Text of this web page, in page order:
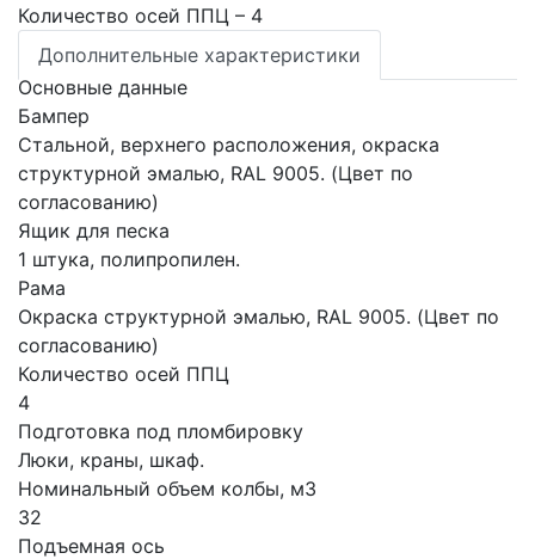
Количество осей ППЦ – 4
Дополнительные характеристики
Основные данные
Бампер
Стальной, верхнего расположения, окраска
структурной эмалью, RAL 9005. (Цвет по
согласованию)
Ящик для песка
1 штука, полипропилен.
Рама
Окраска структурной эмалью, RAL 9005. (Цвет по
согласованию)
Количество осей ППЦ
4
Подготовка под пломбировку
Люки, краны, шкаф.
Номинальный объем колбы, м3
32
Подъемная ось